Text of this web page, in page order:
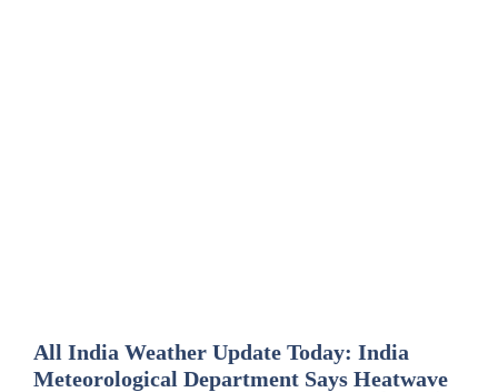
All India Weather Update Today: India
Meteorological Department Says Heatwave